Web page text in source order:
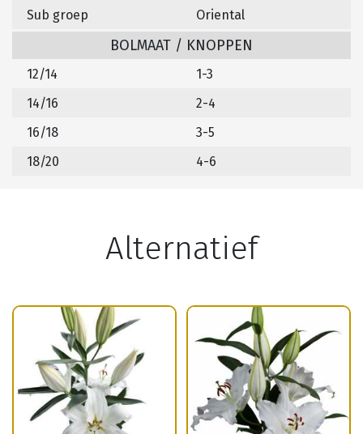
Sub groep
Oriental
BOLMAAT / KNOPPEN
12/14
1-3
14/16
2-4
16/18
3-5
18/20
4-6
Alternatief